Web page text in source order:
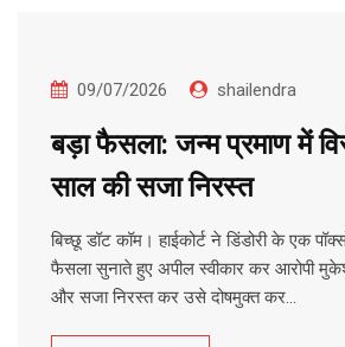
09/07/2026 shailendra
बड़ा फैसला: जन्म प्रमाण में
साल की सजा निरस्त
बिच्छू डॉट कॉम। हाईकोर्ट ने डिंडोरी के एक
फैसला सुनाते हुए अपील स्वीकार कर आरोपी मुकेश
और सजा निरस्त कर उसे दोषमुक्त कर…